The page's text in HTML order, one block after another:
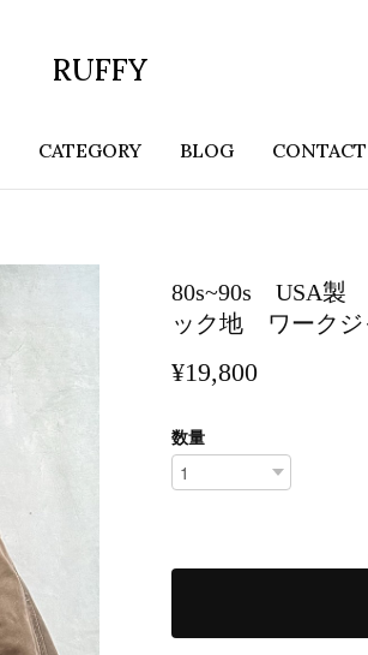
RUFFY
CATEGORY BLOG CONTACT
80s~90s USA
ック地 ワーク
¥19,800
数量